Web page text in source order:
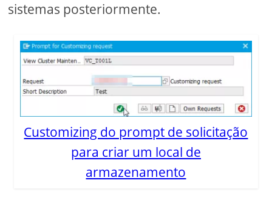
sistemas posteriormente.
Customizing do prompt de solicitação
para criar um local de
armazenamento